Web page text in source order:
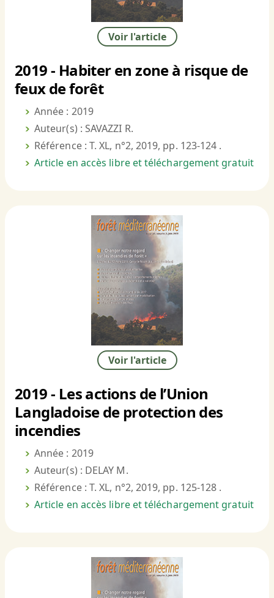
Voir l'article
2019 - Habiter en zone à risque de
feux de forêt
Année : 2019
Auteur(s) : SAVAZZI R.
Référence : T. XL, n°2, 2019, pp. 123-124 .
Article en accès libre et téléchargement gratuit
Voir l'article
2019 - Les actions de l’Union
Langladoise de protection des
incendies
Année : 2019
Auteur(s) : DELAY M.
Référence : T. XL, n°2, 2019, pp. 125-128 .
Article en accès libre et téléchargement gratuit